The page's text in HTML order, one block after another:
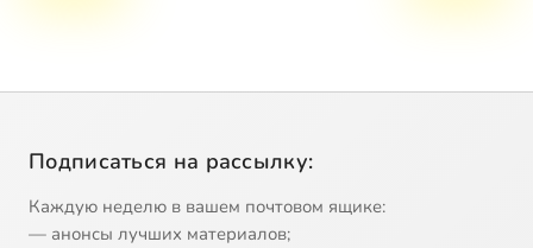
Подписаться на рассылку:
Каждую неделю в вашем почтовом ящике:
— анонсы лучших материалов;